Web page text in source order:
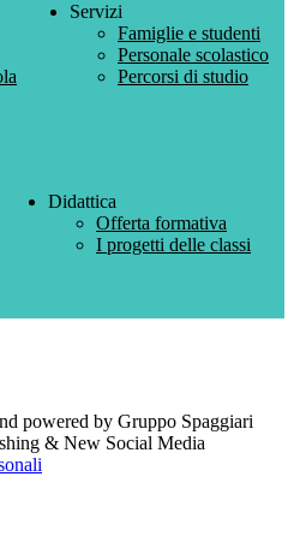
Servizi
Famiglie e studenti
Personale scolastico
Percorsi di studio
Didattica
Offerta formativa
I progetti delle classi
powered by Gruppo Spaggiari
& New Social Media